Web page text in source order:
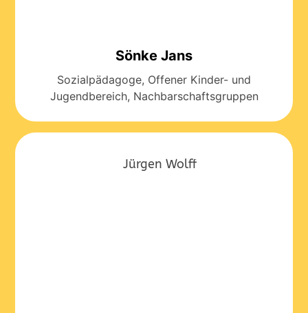
Sönke Jans
Sozialpädagoge, Offener Kinder- und
Jugendbereich, Nachbarschaftsgruppen